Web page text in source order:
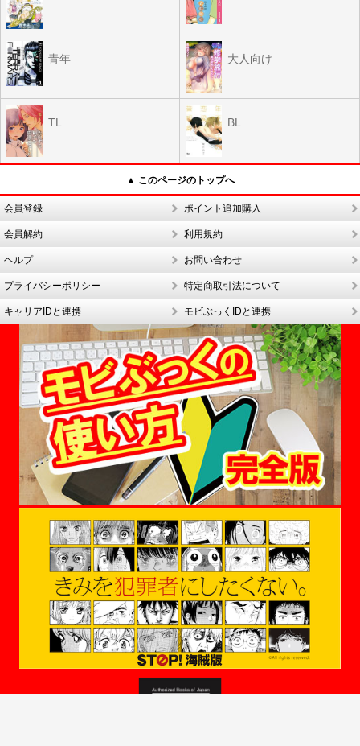
青年 大人向け
TL BL
▲ このページのトップへ
会員登録 ポイント追加購入
会員解約 利用規約
ヘルプ お問い合わせ
プライバシーポリシー 特定商取引法について
キャリアIDと連携 モビぶっくIDと連携